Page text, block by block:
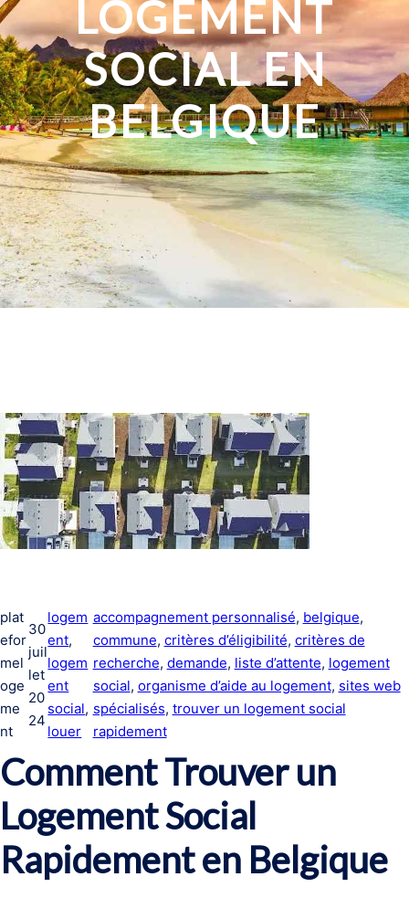
LOGEMENT
SOCIAL EN
BELGIQUE
plat
efor
mel
oge
me
nt
30
juil
let
20
24
logem
ent
logem
ent
social
louer
accompagnement personnalisé, belgique
commune, critères d’éligibilité, critères de
recherche, demande, liste d’attente, logement
social, organisme d’aide au logement, sites web
spécialisés, trouver un logement social
rapidement
Comment Trouver un
Logement Social
Rapidement en Belgique